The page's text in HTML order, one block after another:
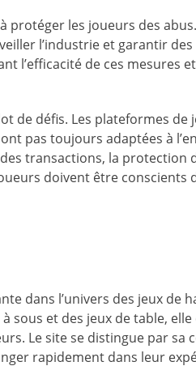
protéger les joueurs des
l’industrie et garantir
l’efficacité de ces mesures
de défis. Les plateformes de
pas toujours adaptées à
transactions, la protection
doivent être conscients
dans l’univers des jeux de
sous et des jeux de table,
Le site se distingue par sa
rapidement dans leur